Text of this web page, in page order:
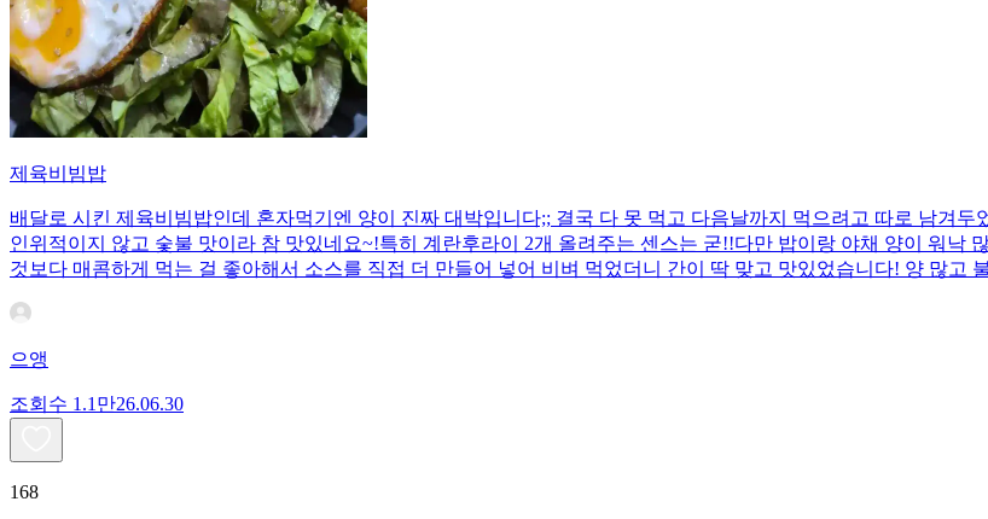
제육비빔밥
배달로 시킨 제육비빔밥인데 혼자먹기엔 양이 진짜 대박입니다;; 결국 다 못 먹고 다음날까지 먹으려고 따로 남겨
인위적이지 않고 숯불 맛이라 참 맛있네요~!특히 계란후라이 2개 올려주는 센스는 굳!! ​다만 밥이랑 야채 양이 워낙
것보다 매콤하게 먹는 걸 좋아해서 소스를 직접 더 만들어 넣어 비벼 먹었더니 간이 딱 맞고 맛있었습니다! 양 많고
으앵
조회수 1.1만26.06.30
168